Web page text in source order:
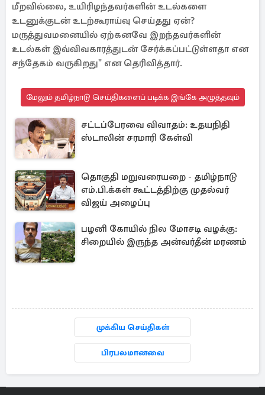
மீறவில்லை, உயிரிழந்தவர்களின் உடல்களை
உடனுக்குடன் உடற்கூராய்வு செய்தது ஏன்?
மருத்துவமனையில் ஏற்கனவே இறந்தவர்களின்
உடல்கள் இவ்விவகாரத்துடன் சேர்க்கப்பட்டுள்ளதா என
சந்தேகம் வருகிறது" என தெரிவித்தார்.
மேலும் தமிழ்நாடு செய்திகளைப் படிக்க இங்கே அழுத்தவும்
சட்டப்பேரவை விவாதம்: உதயநிதி
ஸ்டாலின் சரமாரி கேள்வி
தொகுதி மறுவரையறை - தமிழ்நாடு
எம்.பி.க்கள் கூட்டத்திற்கு முதல்வர்
விஜய் அழைப்பு
பழனி கோயில் நில மோசடி வழக்கு:
சிறையில் இருந்த அன்வர்தீன் மரணம்
முக்கிய செய்திகள்
பிரபலமானவை